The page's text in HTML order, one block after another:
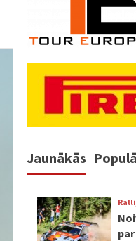
Jaunākās